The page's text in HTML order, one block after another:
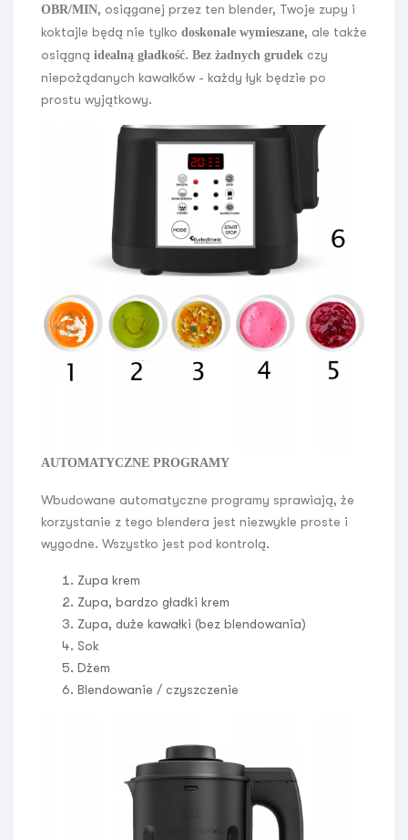
OBR/MIN, osiąganej przez ten blender, Twoje zupy i
koktajle będą nie tylko doskonale wymieszane, ale także
osiągną idealną gładkość. Bez żadnych grudek czy
niepożądanych kawałków - każdy łyk będzie po
prostu wyjątkowy.
AUTOMATYCZNE PROGRAMY
Wbudowane automatyczne programy sprawiają, że
korzystanie z tego blendera jest niezwykle proste i
wygodne. Wszystko jest pod kontrolą.
Zupa krem
Zupa, bardzo gładki krem
Zupa, duże kawałki (bez blendowania)
Sok
Dżem
Blendowanie / czyszczenie